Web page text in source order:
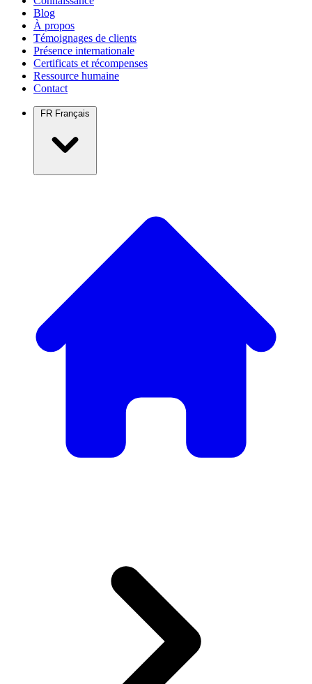
Blog
À propos
Témoignages de clients
Présence internationale
Certificats et récompenses
Ressource humaine
Contact
FR Français